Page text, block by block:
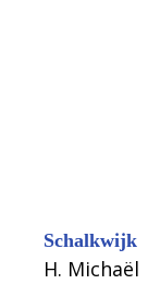
Schalkwijk
H. Michaël